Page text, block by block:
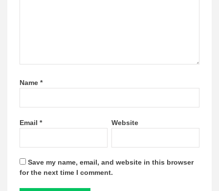
Name *
Email * Website
Save my name, email, and website in this browser
for the next time I comment.